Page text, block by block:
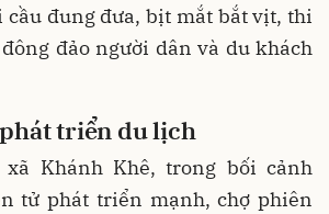
đung đưa, bịt mắt bắt vịt, thi
đảo người dân và du khách
triển du lịch
xã Khánh Khê, trong bối cảnh
tử phát triển mạnh, chợ phiên